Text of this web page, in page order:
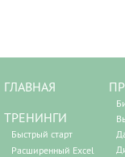
ГЛАВНАЯ
ТРЕНИНГИ
Быстрый старт
Расширенный Excel